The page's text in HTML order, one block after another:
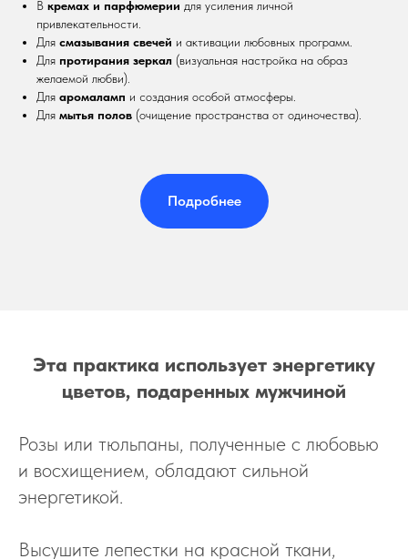
В кремах и парфюмерии для усиления личной
привлекательности.
Для смазывания свечей и активации любовных программ.
Для протирания зеркал (визуальная настройка на образ
желаемой любви).
Для аромаламп и создания особой атмосферы.
Для мытья полов (очищение пространства от одиночества).
Подробнее
Эта практика использует энергетику
цветов, подаренных мужчиной
Розы или тюльпаны, полученные с любовью
и восхищением, обладают сильной
энергетикой.
Высушите лепестки на красной ткани,